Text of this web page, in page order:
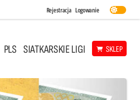
Rejestracja Logowanie
PLS SIATKARSKIE LIGI SKLEP